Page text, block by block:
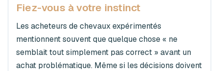
Fiez-vous à votre instinct
Les acheteurs de chevaux expérimentés
mentionnent souvent que quelque chose « ne
semblait tout simplement pas correct » avant un
achat problématique. Même si les décisions doivent